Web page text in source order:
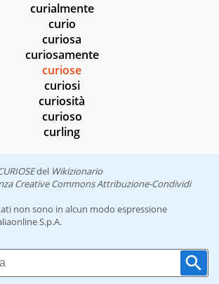
curialmente
curio
curiosa
curiosamente
curiose
curiosi
curiosità
curioso
curling
del Wikizionario
Creative Commons Attribuzione-Condividi
non sono in alcun modo espressione
S.p.A.